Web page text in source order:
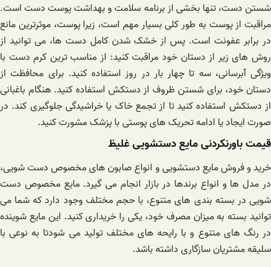
شستن دست، تنها بخشی از برنامه سلامت و بهداشت پوست دست است.
مراقبت از پوست به طور کلی بسیار مهم است، زیرا پوست، موثرترین مانع
در برابر عفونت است. پس از خشک شدن کامل دست ها، می توانید از
روش های زیر از دستان خود مراقبت کنید: از مناسب ترین کرم دست با
ویژگی آبرسانی، سه تا چهار بار در روز استفاده کنید. برای محافظت از
دستان خود، برای شستن ظروف از دستکش استفاده کنید. هنگام باغبانی
از دستکش استفاده کنید تا از تجمع خاک یا خراشیدگی جلوگیری کند. در
صورت ایجاد یا ادامه تحریک های پوستی با پزشک مشورت کنید.
قیمت باورنکردنی مایع دستشویی غلیظ
خرید و فروش مایع دستشویی و انواع صابون های مخصوص دست شویی،
در مدل ها و انواع برندها در بازار انجام می گیرد. مایع مخصوص دست
شویی در بسته بندی های متنوع، با حجم مختلف وجود دارد که شما می
توانید بسته به میزان مصرف خود، یکی را خریداری کنید. این مایع شوینده
در رنگ های متنوع و با رایحه های مختلف تولید می شودتا به نوعی با
سلیقه مشتریان سازگاری داشته باشد.